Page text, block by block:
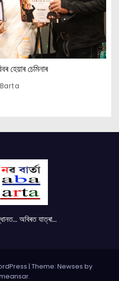
হেয়াৰ চেমিনাৰ
অবিৰত যাত্ৰা...
| Theme: Newses by
.